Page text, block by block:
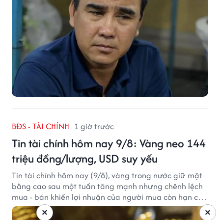
BĐS - TÀI CHÍNH 1 giờ trước
Tin tài chính hôm nay 9/8: Vàng neo 144
triệu đồng/lượng, USD suy yếu
Tin tài chính hôm nay (9/8), vàng trong nước giữ mặt
bằng cao sau một tuần tăng mạnh nhưng chênh lệch
mua - bán khiến lợi nhuận của người mua còn hạn chế,
trong khi USD chịu sức ép sau dữ liệu việc làm Mỹ gây×
×